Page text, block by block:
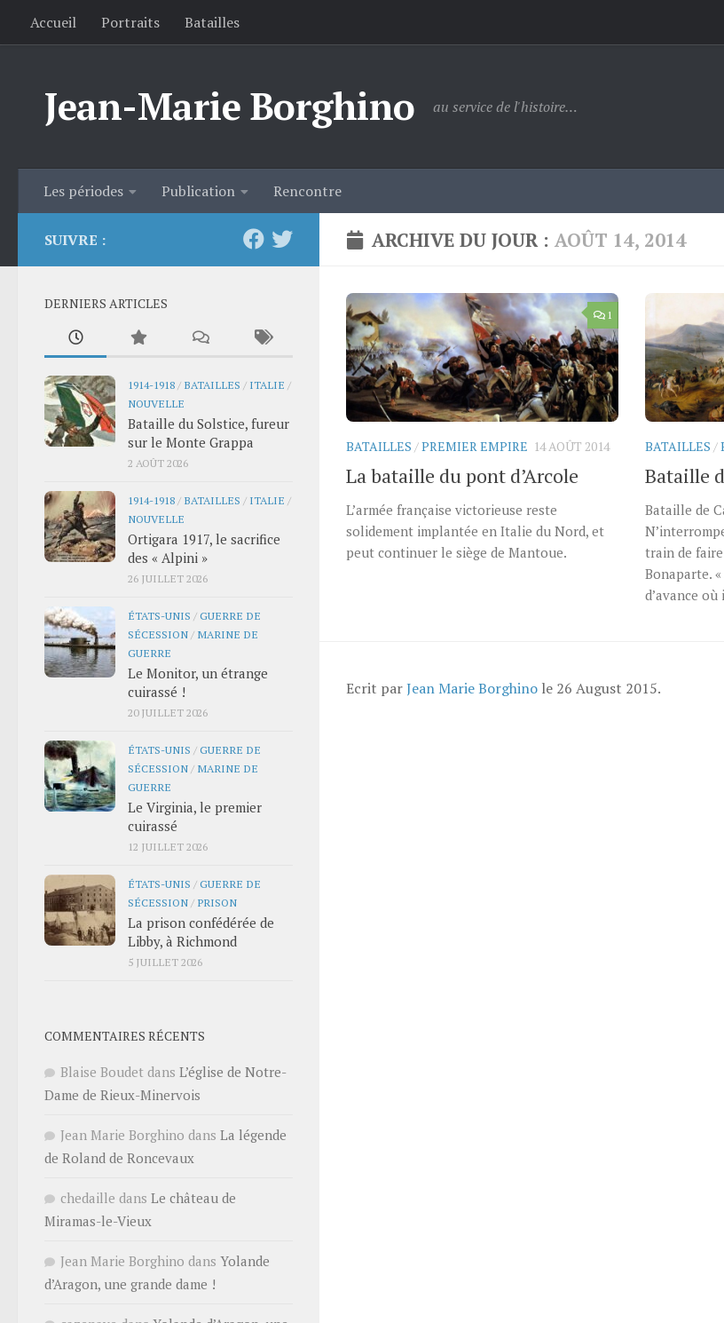
Skip to content
Accueil Portraits Batailles
Jean-Marie Borghino au service de l'histoire…
Les périodes Publication Rencontre
ARCHIVE DU JOUR : AOÛT 14, 2014
1
BATAILLES /PREMIER EMPIRE 14 AOÛT 2014
La bataille du pont d’Arcole
L’armée française victorieuse reste
solidement implantée en Italie du Nord, et
peut continuer le siège de Mantoue.
BATAILLES /
Bataille
Bataille de
train de
Bonaparte.
d’avance
Ecrit parJean Marie Borghino le 26 August 2015.
SUIVRE :
DERNIERS ARTICLES
1914-1918 / BATAILLES / ITALIE /
NOUVELLE
Bataille du Solstice, fureur
sur le Monte Grappa
2 AOÛT 2026
1914-1918 / BATAILLES / ITALIE /
NOUVELLE
Ortigara 1917, le sacrifice
des « Alpini »
26 JUILLET 2026
ÉTATS-UNIS /GUERRE DE
SÉCESSION / MARINE DE
GUERRE
Le Monitor, un étrange
cuirassé !
20 JUILLET 2026
ÉTATS-UNIS /GUERRE DE
SÉCESSION / MARINE DE
GUERRE
Le Virginia, le premier
cuirassé
12 JUILLET 2026
ÉTATS-UNIS /GUERRE DE
SÉCESSION / PRISON
La prison confédérée de
Libby, à Richmond
5 JUILLET 2026
COMMENTAIRES RÉCENTS
Blaise Boudet dans L’église de Notre-
Dame de Rieux-Minervois
Jean Marie Borghino dans La légende
de Roland de Roncevaux
chedaille dans Le château de
Miramas-le-Vieux
Jean Marie Borghino dans Yolande
d’Aragon, une grande dame !